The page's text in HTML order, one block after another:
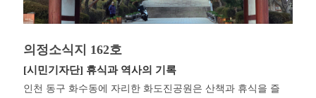
의정소식지 162호
[시민기자단] 휴식과 역사의 기록
인천 동구 화수동에 자리한 화도진공원은 산책과 휴식을 즐